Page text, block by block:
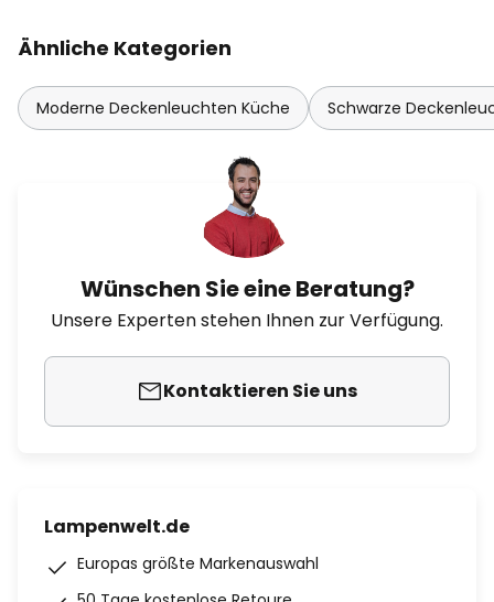
Ähnliche Kategorien
Moderne Deckenleuchten Küche Schwarze
Wünschen Sie eine Beratung?
Unsere Experten stehen Ihnen zur Verfügung.
Kontaktieren Sie uns
Lampenwelt.de
Europas größte Markenauswahl